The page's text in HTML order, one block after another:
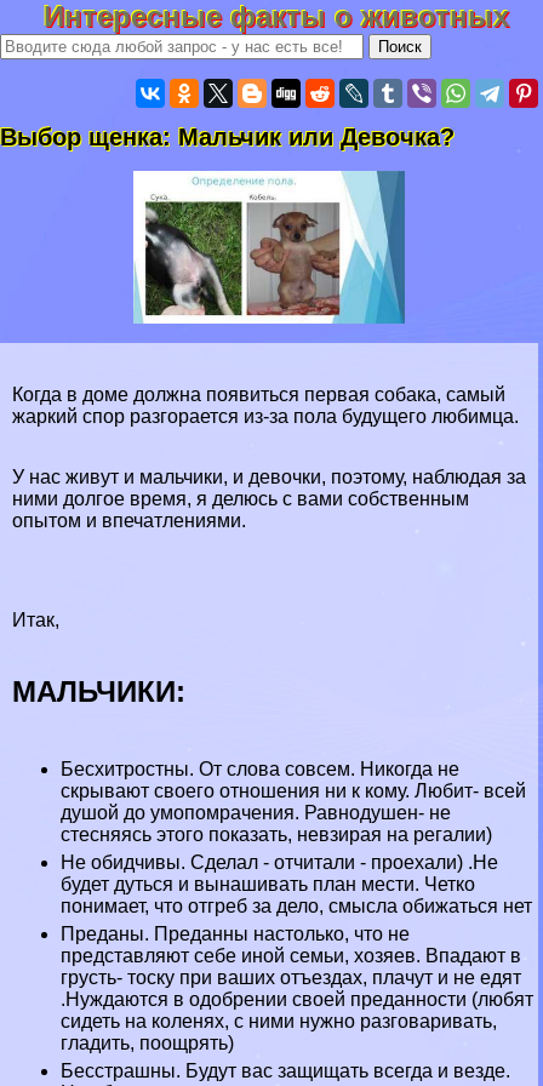
Интересные факты о животных
Выбор щенка: Мальчик или Дeвoчка?
Когда в доме должна появиться первая собака, самый
жаркий спор разгорается из-за пола будущего любимца.
У нас живут и мальчики, и дeвoчки, поэтому, наблюдая за
ними долгое время, я делюсь с вами собственным
опытом и впечатлениями.
Итак,
МАЛЬЧИКИ:
Бесхитростны. От слова совсем. Никогда не
скрывают своего отношения ни к кому. Любит- всей
душой до умопомрачения. Равнодушен- не
стесняясь этого показать, невзирая на регалии)
Не обидчивы. Сделал - отчитали - проехали) .Не
будет дуться и вынашивать план мести. Четко
понимает, что отгреб за дело, смысла обижаться нет
Преданы. Преданны настолько, что не
представляют себе иной семьи, хозяев. Впадают в
грусть- тоску при ваших отъездах, плачут и не едят
.Нуждаются в одобрении своей преданности (любят
сидеть на коленях, с ними нужно разговаривать,
гладить, поощрять)
Бесстрашны. Будут вас защищать всегда и везде.